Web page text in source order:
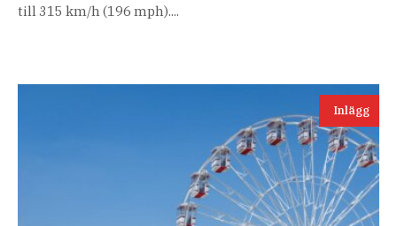
till 315 km/h (196 mph)....
Inlägg